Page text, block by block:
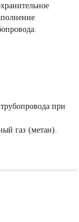
при
газ (метан).